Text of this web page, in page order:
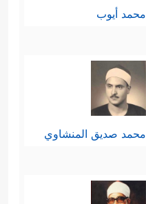
محمد أيوب
محمد صديق المنشاوي